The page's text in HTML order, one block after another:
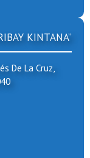
KINTANA”
De La Cruz,